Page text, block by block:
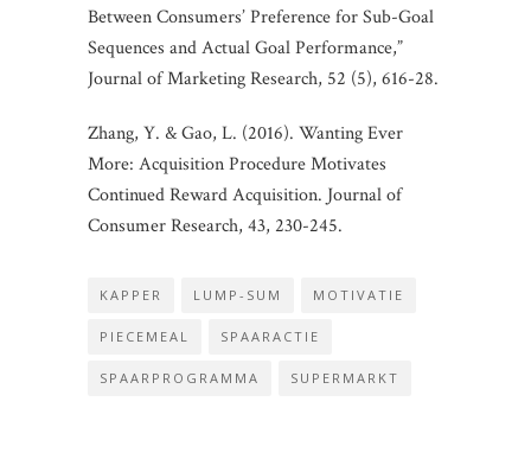
Between Consumers’ Preference for Sub-Goal
Sequences and Actual Goal Performance,”
Journal of Marketing Research, 52 (5), 616-28.
Zhang, Y. & Gao, L. (2016). Wanting Ever
More: Acquisition Procedure Motivates
Continued Reward Acquisition. Journal of
Consumer Research, 43, 230-245.
KAPPER LUMP-SUM MOTIVATIE
PIECEMEAL SPAARACTIE
SPAARPROGRAMMA SUPERMARKT